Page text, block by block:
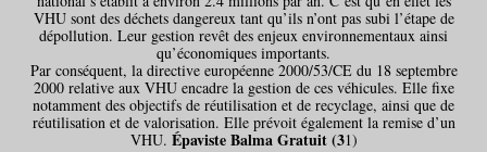
VHU sont des déchets dangereux tant qu’ils n’ont pas subi l’étape de
dépollution. Leur gestion revêt des enjeux environnementaux ainsi
qu’économiques importants.
Par conséquent, la directive européenne 2000/53/CE du 18 septembre
2000 relative aux VHU encadre la gestion de ces véhicules. Elle fixe
notamment des objectifs de réutilisation et de recyclage, ainsi que de
réutilisation et de valorisation. Elle prévoit également la remise d’un
VHU. Épaviste Balma Gratuit (31)